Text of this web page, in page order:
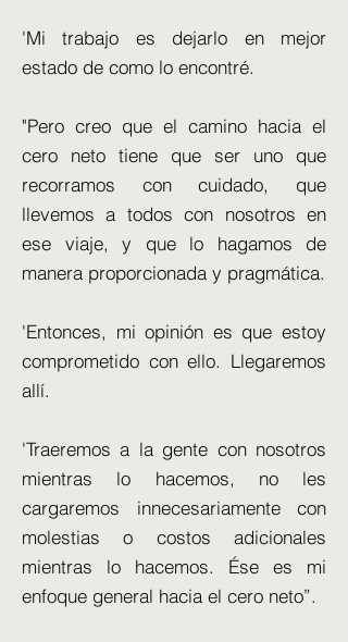
'Mi trabajo es dejarlo en mejor
estado de como lo encontré.
"Pero creo que el camino hacia el
cero neto tiene que ser uno que
recorramos con cuidado, que
llevemos a todos con nosotros en
ese viaje, y que lo hagamos de
manera proporcionada y pragmática.
'Entonces, mi opinión es que estoy
comprometido con ello. Llegaremos
allí.
'Traeremos a la gente con nosotros
mientras lo hacemos, no les
cargaremos innecesariamente con
molestias o costos adicionales
mientras lo hacemos. Ése es mi
enfoque general hacia el cero neto”.